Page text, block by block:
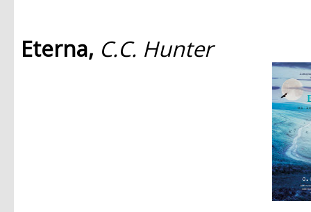
Eterna, C.C. Hunter